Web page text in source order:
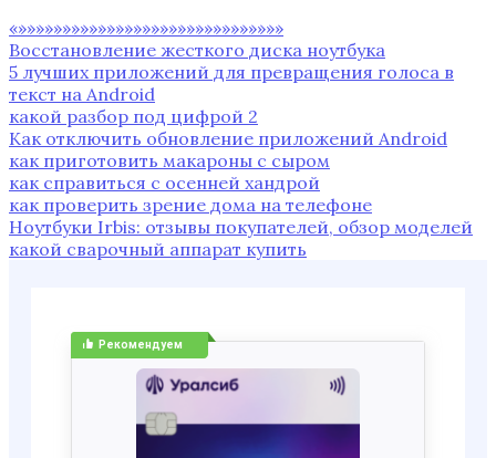
«»»»»»»»»»»»»»»»»»»»»»»»»»»»»»»
Восстановление жесткого диска ноутбука
5 лучших приложений для превращения голоса в
текст на Android
какой разбор под цифрой 2
Как отключить обновление приложений Android
как приготовить макароны с сыром
как справиться с осенней хандрой
как проверить зрение дома на телефоне
Ноутбуки Irbis: отзывы покупателей, обзор моделей
какой сварочный аппарат купить